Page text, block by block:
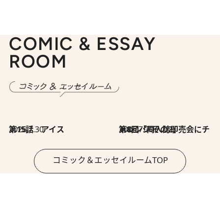
COMIC & ESSAY
ROOM
2026.7.30
第15話 アイス 2026.7.30
第8回「同人誌即売会にチャレンジ その2」
コミック＆エッセイルームTOP